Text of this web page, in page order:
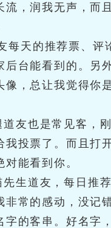
流，润我无声，而
每天的推荐票、评
后台能看到的。另
像，总让我觉得你
道友也是常见客，
我投票了。而且打
能看到你。
先生道友，每日推
非常的感动，没记
字的客串。好名字